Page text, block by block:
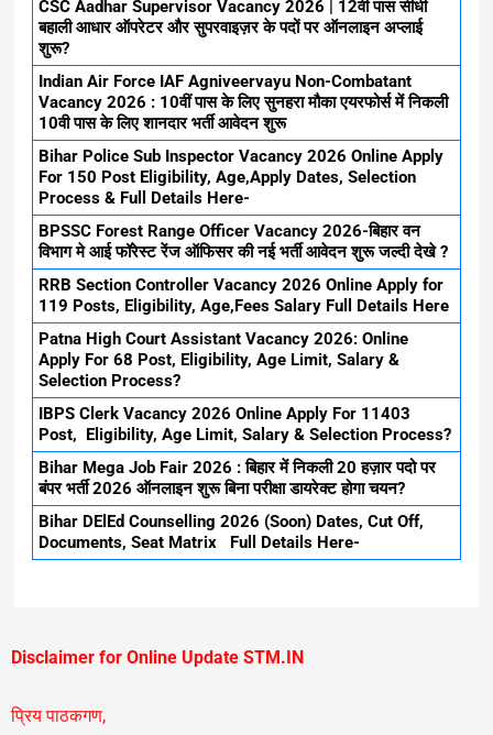
CSC Aadhar Supervisor Vacancy 2026 | 12वी पास सीधी
बहाली आधार ऑपरेटर और सुपरवाइज़र के पदों पर ऑनलाइन अप्लाई
शुरू?
Indian Air Force IAF Agniveervayu Non-Combatant
Vacancy 2026 : 10वीं पास के लिए सुनहरा मौका एयरफोर्स में निकली
10वी पास के लिए शानदार भर्ती आवेदन शुरू
Bihar Police Sub Inspector Vacancy 2026 Online Apply
For 150 Post Eligibility, Age,Apply Dates, Selection
Process & Full Details Here-
BPSSC Forest Range Officer Vacancy 2026-बिहार वन
विभाग मे आई फॉरेस्ट रेंज ऑफिसर की नई भर्ती आवेदन शुरू जल्दी देखे ?
RRB Section Controller Vacancy 2026 Online Apply for
119 Posts, Eligibility, Age,Fees Salary Full Details Here
Patna High Court Assistant Vacancy 2026: Online
Apply For 68 Post, Eligibility, Age Limit, Salary &
Selection Process?
IBPS Clerk Vacancy 2026 Online Apply For 11403
Post, Eligibility, Age Limit, Salary & Selection Process?
Bihar Mega Job Fair 2026 : बिहार में निकली 20 हज़ार पदो पर
बंपर भर्ती 2026 ऑनलाइन शुरू बिना परीक्षा डायरेक्ट होगा चयन?
Bihar DElEd Counselling 2026 (Soon) Dates, Cut Off,
Documents, Seat Matrix Full Details Here-
Disclaimer for Online Update STM.IN
प्रिय पाठकगण,